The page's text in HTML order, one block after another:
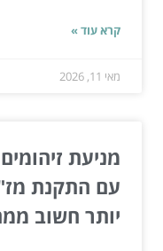
קרא עוד »
מאי 11, 2026
מניעת
עם התקנת
יותר חשוב